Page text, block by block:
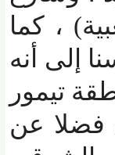
، كما
أنه
تيمور
عن